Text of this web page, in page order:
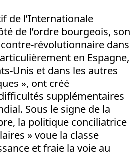
de l’Internationale
de l’ordre bourgeois, son
révolutionnaire dans
en Espagne,
Unis et dans les autres
», ont créé
supplémentaires
Sous le signe de la
la politique conciliatrice
» voue la classe
et fraie la voie au